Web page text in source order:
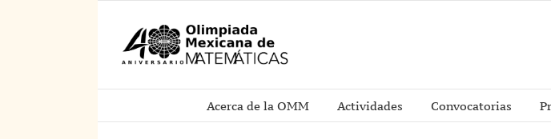
Acerca de la OMM Actividades Convocatorias